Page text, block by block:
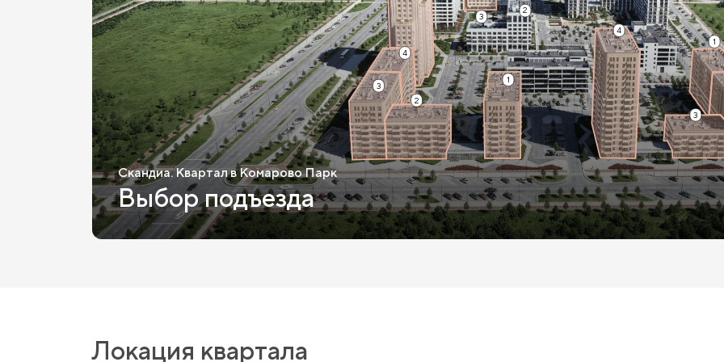
2
3
1
4
3
2
1
4
3
Скандиа.Квартал в Комарово Парк
Выбор подъезда
Локация квартала